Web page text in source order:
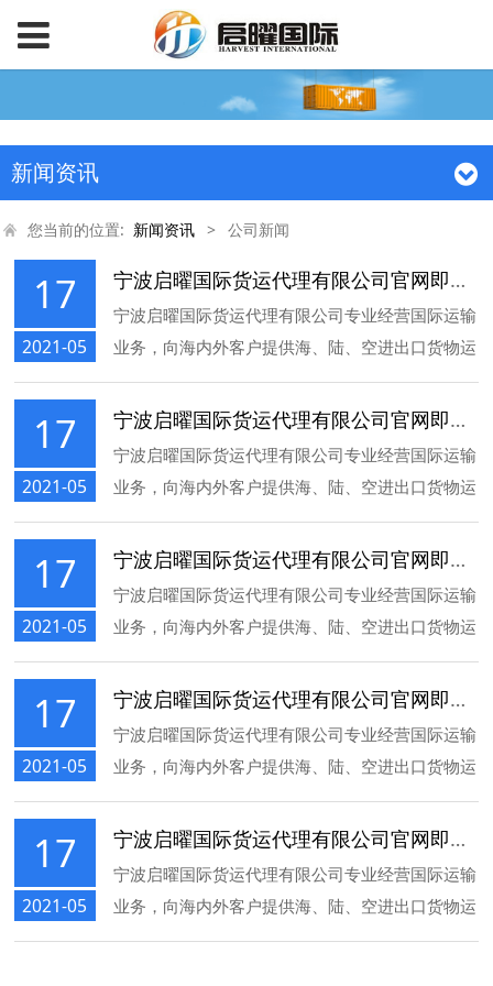
新闻资讯
您当前的位置: 新闻资讯 > 公司新闻
17
2021-05
宁波启曜国际货运代理有限公司官网即将上线
宁波启曜国际货运代理有限公司专业经营国际运输
业务，向海内外客户提供海、陆、空进出口货物运
输服务，包括订舱、配载、报关、仓储、提运、保
险以及多项物流服务。
17
2021-05
宁波启曜国际货运代理有限公司官网即将上线
宁波启曜国际货运代理有限公司专业经营国际运输
业务，向海内外客户提供海、陆、空进出口货物运
输服务，包括订舱、配载、报关、仓储、提运、保
险以及多项物流服务。
17
2021-05
宁波启曜国际货运代理有限公司官网即将上线
宁波启曜国际货运代理有限公司专业经营国际运输
业务，向海内外客户提供海、陆、空进出口货物运
输服务，包括订舱、配载、报关、仓储、提运、保
险以及多项物流服务。
17
2021-05
宁波启曜国际货运代理有限公司官网即将上线
宁波启曜国际货运代理有限公司专业经营国际运输
业务，向海内外客户提供海、陆、空进出口货物运
输服务，包括订舱、配载、报关、仓储、提运、保
险以及多项物流服务。
17
2021-05
宁波启曜国际货运代理有限公司官网即将上线
宁波启曜国际货运代理有限公司专业经营国际运输
业务，向海内外客户提供海、陆、空进出口货物运
输服务，包括订舱、配载、报关、仓储、提运、保